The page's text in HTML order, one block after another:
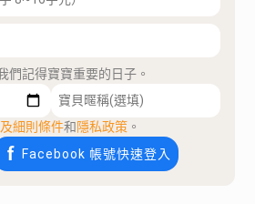
們記得寶寶重要的日子。
細則條件和隱私政策 。
Facebook 帳號快速登入